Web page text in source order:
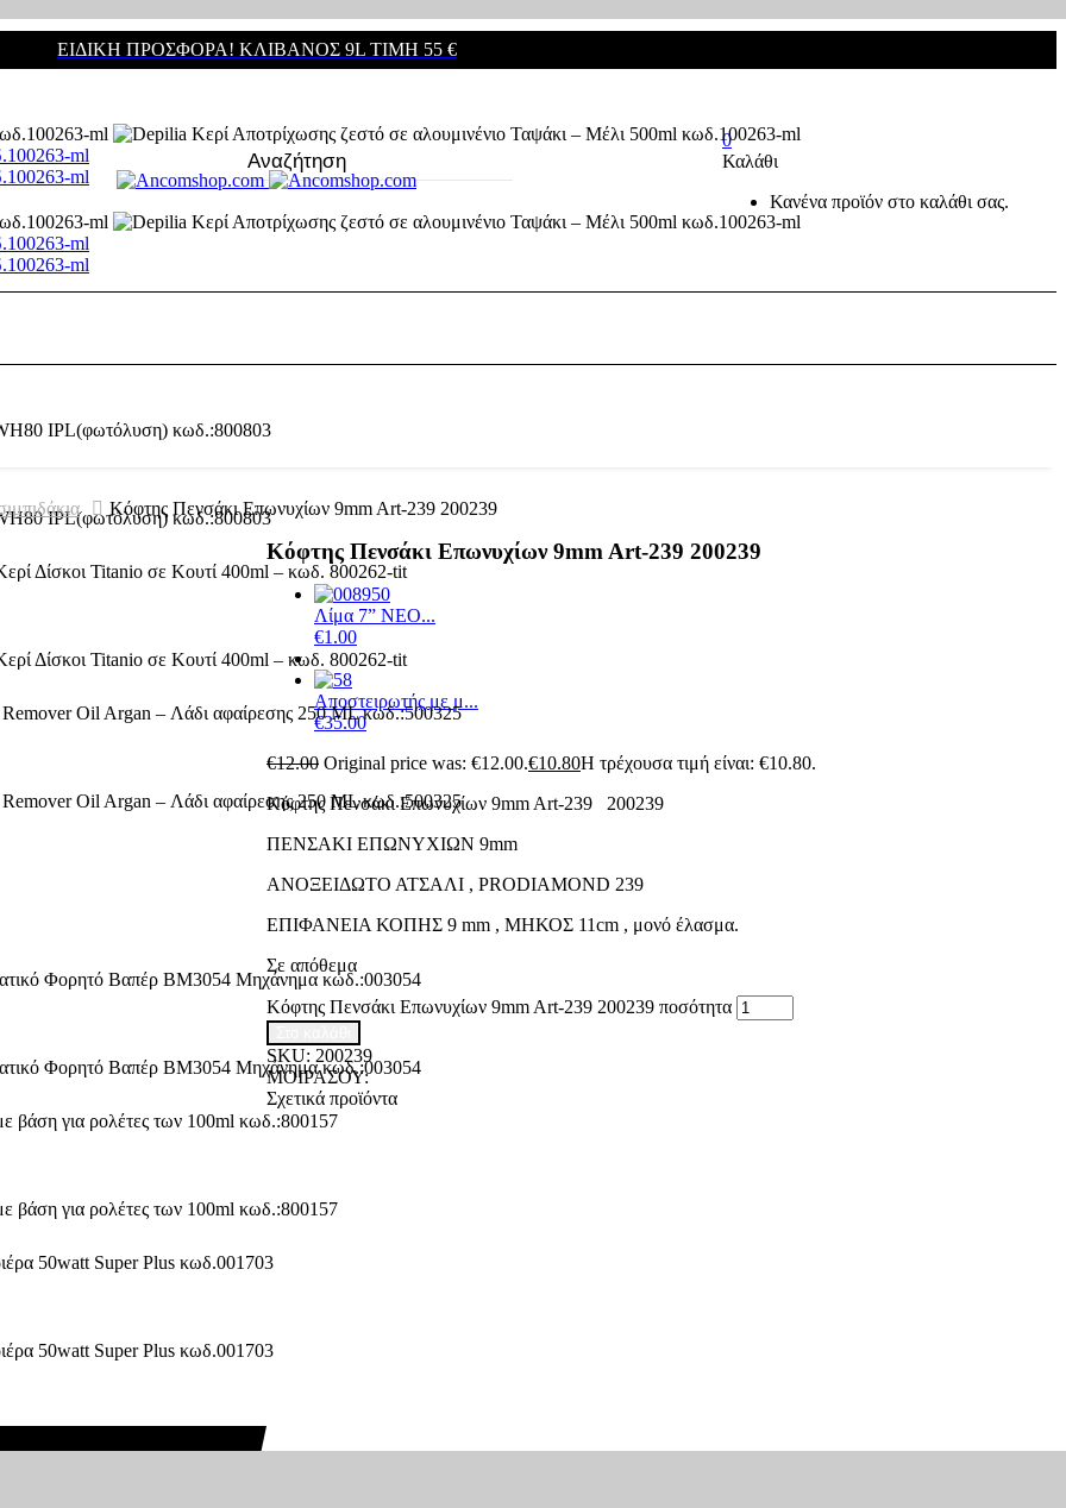
ΕΙΔΙΚΗ ΠΡΟΣΦΟΡΑ! ΚΛΊΒΑΝΟΣ 9L ΤΙΜΉ 55 €
0
Καλάθι
Κανένα προϊόν στο καλάθι σας.
ml
ml
ml
ml
Κόφτης Πενσάκι Επωνυχίων 9mm Art-239 200239
Κόφτης Πενσάκι Επωνυχίων 9mm Art-239 200239
Λίμα 7” NEO...
€1.00
Αποστειρωτής με μ...
€35.00
€12.00 Original price was: €12.00.€10.80Η τρέχουσα τιμή είναι: €10.80.
Κόφτης Πενσάκι Επωνυχίων 9mm Art-239 200239
ΠΕΝΣΑΚΙ ΕΠΩΝΥΧΙΩΝ 9mm
ΑΝΟΞΕΙΔΩΤΟ ΑΤΣΑΛΙ , PRODIAMOND 239
ΕΠΙΦΑΝΕΙΑ ΚΟΠΗΣ 9 mm , ΜΗΚΟΣ 11cm , μονό έλασμα.
Σε απόθεμα
Κόφτης Πενσάκι Επωνυχίων 9mm Art-239 200239 ποσότητα
SKU: 200239
ΜΟΙΡΑΣΟΥ:
Σχετικά προϊόντα